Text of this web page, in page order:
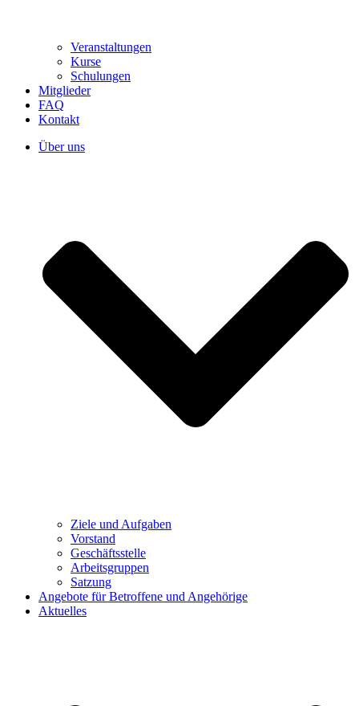
Veranstaltungen
Kurse
Schulungen
Mitglieder
FAQ
Kontakt
Über uns
Ziele und Aufgaben
Vorstand
Geschäftsstelle
Arbeitsgruppen
Satzung
Angebote für Betroffene und Angehörige
Aktuelles